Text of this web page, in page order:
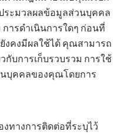
ระมวลผลข้อมูลส่วนบุคคล
ารดำเนินการใดๆ ก่อนที่
งคงมีผลใช้ได้ คุณสามารถ
บการเก็บรวบรวม การใช้
บุคคลของคุณโดยการ
ทางการติดต่อที่ระบุไว้